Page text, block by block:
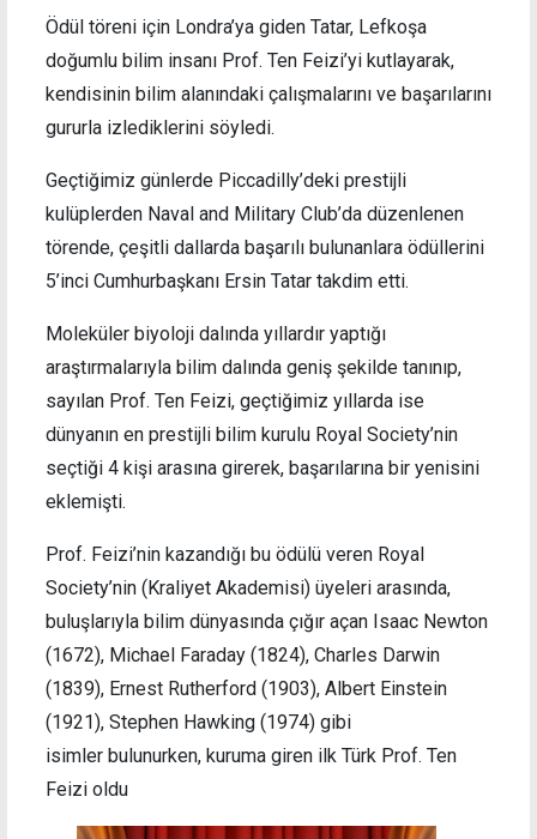
Ödül töreni için Londra’ya giden Tatar, Lefkoşa
doğumlu bilim insanı Prof. Ten Feizi’yi kutlayarak,
kendisinin bilim alanındaki çalışmalarını ve başarılarını
gururla izlediklerini söyledi.
Geçtiğimiz günlerde Piccadilly’deki prestijli
kulüplerden Naval and Military Club’da düzenlenen
törende, çeşitli dallarda başarılı bulunanlara ödüllerini
5’inci Cumhurbaşkanı Ersin Tatar takdim etti.
Moleküler biyoloji dalında yıllardır yaptığı
araştırmalarıyla bilim dalında geniş şekilde tanınıp,
sayılan Prof. Ten Feizi, geçtiğimiz yıllarda ise
dünyanın en prestijli bilim kurulu Royal Society’nin
seçtiği 4 kişi arasına girerek, başarılarına bir yenisini
eklemişti.
Prof. Feizi’nin kazandığı bu ödülü veren Royal
Society’nin (Kraliyet Akademisi) üyeleri arasında,
buluşlarıyla bilim dünyasında çığır açan Isaac Newton
(1672), Michael Faraday (1824), Charles Darwin
(1839), Ernest Rutherford (1903), Albert Einstein
(1921), Stephen Hawking (1974) gibi
isimler bulunurken, kuruma giren ilk Türk Prof. Ten
Feizi oldu